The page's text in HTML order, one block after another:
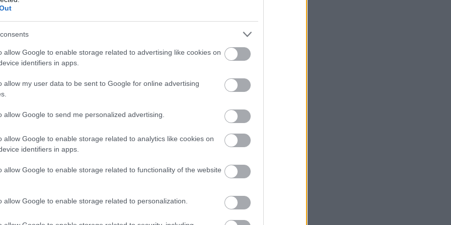
allow Google to enable storage related to advertising like cookies on
identifiers in apps.
allow my user data to be sent to Google for online advertising
allow Google to send me personalized advertising.
allow Google to enable storage related to analytics like cookies on
identifiers in apps.
allow Google to enable storage related to functionality of the website
allow Google to enable storage related to personalization.
îți guvernează viața și ce
viața în luna mai
niciun barbat nu le uită! 3 zodii
de miere in Egipt